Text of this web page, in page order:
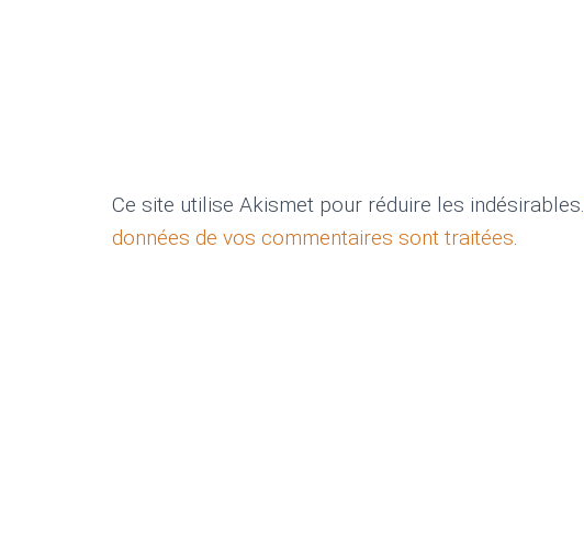
Ce site utilise Akismet pour réduire les indésirables.
données de vos commentaires sont traitées.